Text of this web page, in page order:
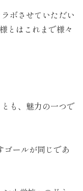
ボさせていただい
とはこれまで様々
も、魅力の一つで
ゴールが同じであ